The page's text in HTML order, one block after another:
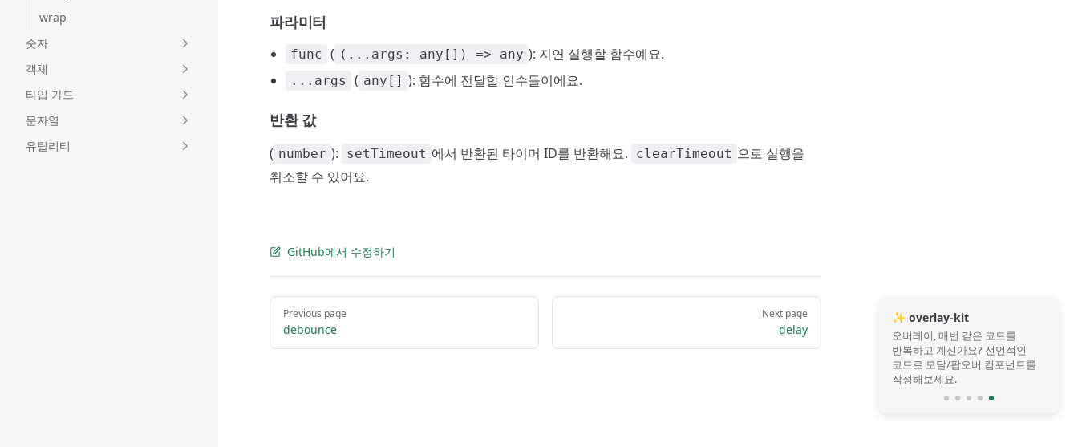
wrap
숫자
객체
타입 가드
문자열
유틸리티
파라미터
func ( (...args: any[]) => any ): 지연 실행할 함수예요.
...args ( any[] ): 함수에 전달할 인수들이에요.
반환 값
( number ): setTimeout 에서 반환된 타이머 ID를 반환해요. clearTimeout 으로 실행을
취소할 수 있어요.
GitHub에서 수정하기
Pager
Previous page
debounce
Next page
delay
✨ overlay-kit
오버레이, 매번 같은 코드를
반복하고 계신가요? 선언적인
코드로 모달/팝오버 컴포넌트를
작성해보세요.